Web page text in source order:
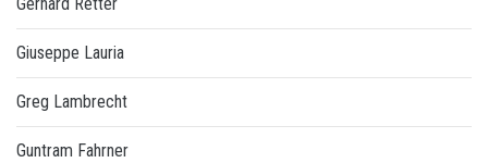
Gerhard Retter
Giuseppe Lauria
Greg Lambrecht
Guntram Fahrner